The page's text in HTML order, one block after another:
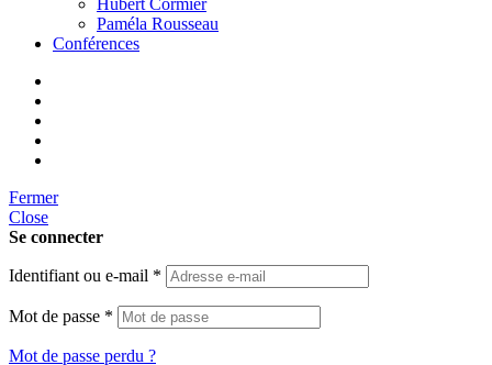
Hubert Cormier
Paméla Rousseau
Conférences
Fermer
Close
Se connecter
Identifiant ou e-mail *
Mot de passe *
Mot de passe perdu ?